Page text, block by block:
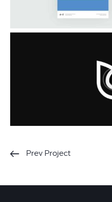
Prev Project